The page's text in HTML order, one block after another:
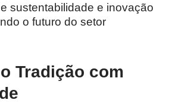
sustentabilidade e inovação
o futuro do setor
Tradição com